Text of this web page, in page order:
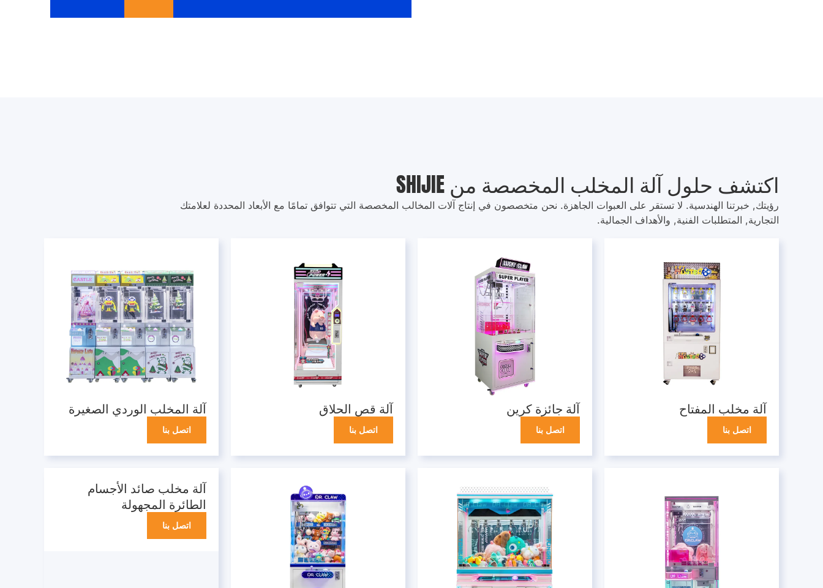
اكتشف حلول آلة المخلب المخصصة من SHIJIE
رؤيتك, خبرتنا الهندسية. لا تستقر على العبوات الجاهزة. نحن متخصصون في إنتاج آلات المخالب المخصصة التي تتوافق تمامًا مع الأبعاد المحددة لعلامتك
التجارية, المتطلبات الفنية, والأهداف الجمالية.
آلة مخلب المفتاح
اتصل بنا
آلة جائزة كرين
اتصل بنا
آلة قص الحلاق
اتصل بنا
آلة المخلب الوردي الصغيرة
اتصل بنا
آلة مخلب صائد الأجسام
الطائرة المجهولة
اتصل بنا